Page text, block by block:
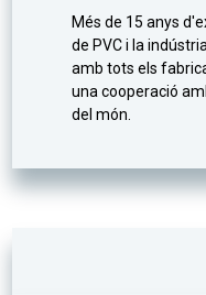
Més de 15 anys
de PVC i la
amb tots els
una cooperació
del món.